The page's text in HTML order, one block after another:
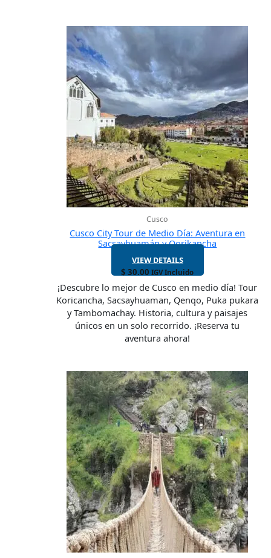
Cusco
Cusco City Tour de Medio Día: Aventura en
Sacsayhuamán y Qorikancha
VIEW DETAILS
$ 30.00 IGV Incluido
¡Descubre lo mejor de Cusco en medio día! Tour
Koricancha, Sacsayhuaman, Qenqo, Puka pukara
y Tambomachay. Historia, cultura y paisajes
únicos en un solo recorrido. ¡Reserva tu
aventura ahora!